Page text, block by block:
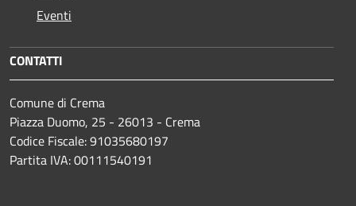
Eventi
CONTATTI
Comune di Crema
Piazza Duomo, 25 - 26013 - Crema
Codice Fiscale: 91035680197
Partita IVA: 00111540191